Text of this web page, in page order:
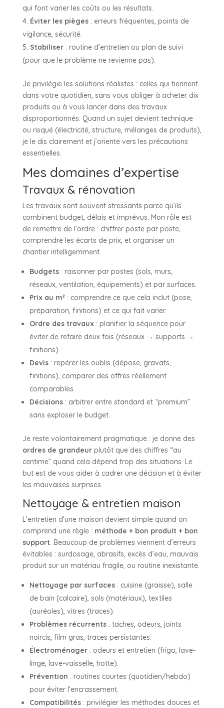
qui font varier les coûts ou les résultats.
Éviter les pièges: erreurs fréquentes, points de
vigilance, sécurité.
Stabiliser: routine d’entretien ou plan de suivi
(pour que le problème ne revienne pas).
Je privilégie les solutions réalistes : celles qui tiennent
dans votre quotidien, sans vous obliger à acheter dix
produits ou à vous lancer dans des travaux
disproportionnés. Quand un sujet devient technique
ou risqué (électricité, structure, mélanges de produits),
je le dis clairement et j’oriente vers les précautions
essentielles.
Mes domaines d’expertise
Travaux & rénovation
Les travaux sont souvent stressants parce qu’ils
combinent budget, délais et imprévus. Mon rôle est
de remettre de l’ordre : chiffrer poste par poste,
comprendre les écarts de prix, et organiser un
chantier intelligemment.
Budgets: raisonner par postes (sols, murs,
réseaux, ventilation, équipements) et par surfaces.
Prix au m² : comprendre ce que cela inclut (pose,
préparation, finitions) et ce qui fait varier.
Ordre des travaux: planifier la séquence pour
éviter de refaire deux fois (réseaux → supports →
finitions).
Devis: repérer les oublis (dépose, gravats,
finitions), comparer des offres réellement
comparables.
Décisions: arbitrer entre standard et “premium”
sans exploser le budget.
Je reste volontairement pragmatique : je donne des
ordres de grandeurplutôt que des chiffres “au
centime” quand cela dépend trop des situations. Le
but est de vous aider à cadrer une décision et à éviter
les mauvaises surprises.
Nettoyage & entretien maison
L’entretien d’une maison devient simple quand on
comprend une règle : méthode + bon produit + bon
support. Beaucoup de problèmes viennent d’erreurs
évitables : surdosage, abrasifs, excès d’eau, mauvais
produit sur un matériau fragile, ou routine inexistante.
Nettoyage par surfaces: cuisine (graisse), salle
de bain (calcaire), sols (matériaux), textiles
(auréoles), vitres (traces).
Problèmes récurrents: taches, odeurs, joints
noircis, film gras, traces persistantes.
Électroménager: odeurs et entretien (frigo, lave-
linge, lave-vaisselle, hotte).
Prévention : routines courtes (quotidien/hebdo)
pour éviter l’encrassement.
Compatibilités: privilégier les méthodes douces et